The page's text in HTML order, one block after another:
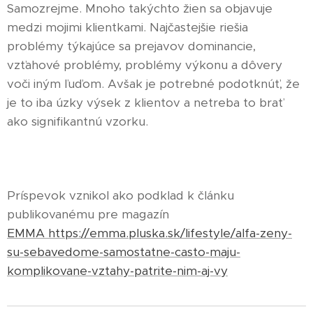
Samozrejme. Mnoho takýchto žien sa objavuje
medzi mojimi klientkami. Najčastejšie riešia
problémy týkajúce sa prejavov dominancie,
vzťahové problémy, problémy výkonu a dôvery
voči iným ľuďom. Avšak je potrebné podotknúť, že
je to iba úzky výsek z klientov a netreba to brať
ako signifikantnú vzorku.
Príspevok vznikol ako podklad k článku
publikovanému pre magazín
EMMA https://emma.pluska.sk/lifestyle/alfa-zeny-
su-sebavedome-samostatne-casto-maju-
komplikovane-vztahy-patrite-nim-aj-vy